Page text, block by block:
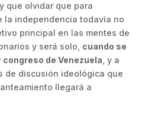
que olvidar que para
la independencia todavía no
principal en las mentes de
y será solo, cuando se
de Venezuela , y a
de discusión ideológica que
llegará a